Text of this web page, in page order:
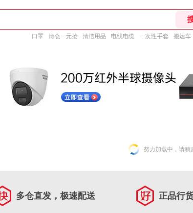
口罩 清仓一元抢 清洁用品 电线电缆 一次性手套 搬运车
努力加载中，请稍
多仓直发，极速配送 正品行